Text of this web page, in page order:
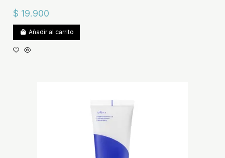
$ 19.900
Añadir al carrito